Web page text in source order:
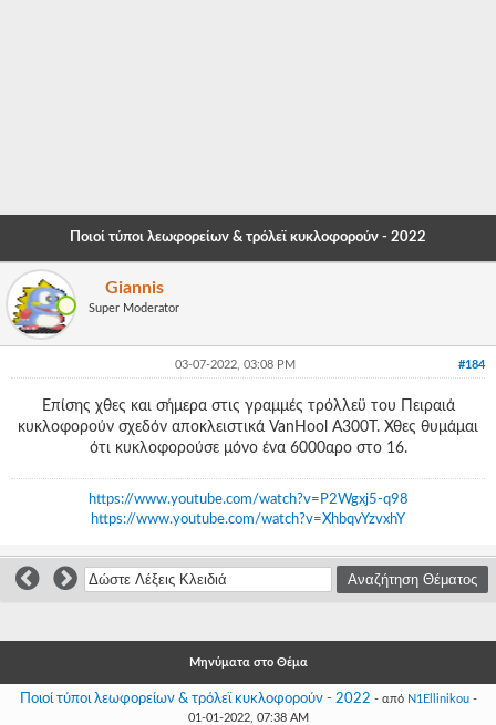
-
-
-
-
-
Γεια
σου,
Εγγραφή
Ποιοί τύποι λεωφορείων & τρόλεϊ κυκλοφορούν - 2022
Giannis
Super Moderator
#184
03-07-2022, 03:08 PM
Επίσης χθες και σήμερα στις γραμμές τρόλλεϋ του Πειραιά
κυκλοφορούν σχεδόν αποκλειστικά VanHool A300T. Χθες θυμάμαι
ότι κυκλοφορούσε μόνο ένα 6000αρο στο 16.
https://www.youtube.com/watch?v=P2Wgxj5-q98
https://www.youtube.com/watch?v=XhbqvYzvxhY
Μηνύματα στο Θέμα
Ποιοί τύποι λεωφορείων & τρόλεϊ κυκλοφορούν - 2022 - από N1Ellinikou-
01-01-2022, 07:38 AM